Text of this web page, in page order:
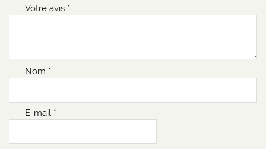
Votre avis *
Nom *
E-mail *